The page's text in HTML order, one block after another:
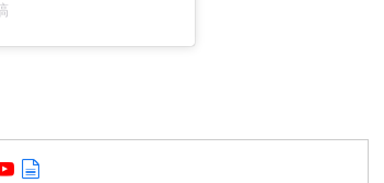
on SNS
on SNS
Follow on SNS